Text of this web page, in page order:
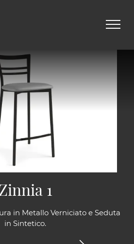
in Metallo Verniciato e Seduta
in Sintetico.
1